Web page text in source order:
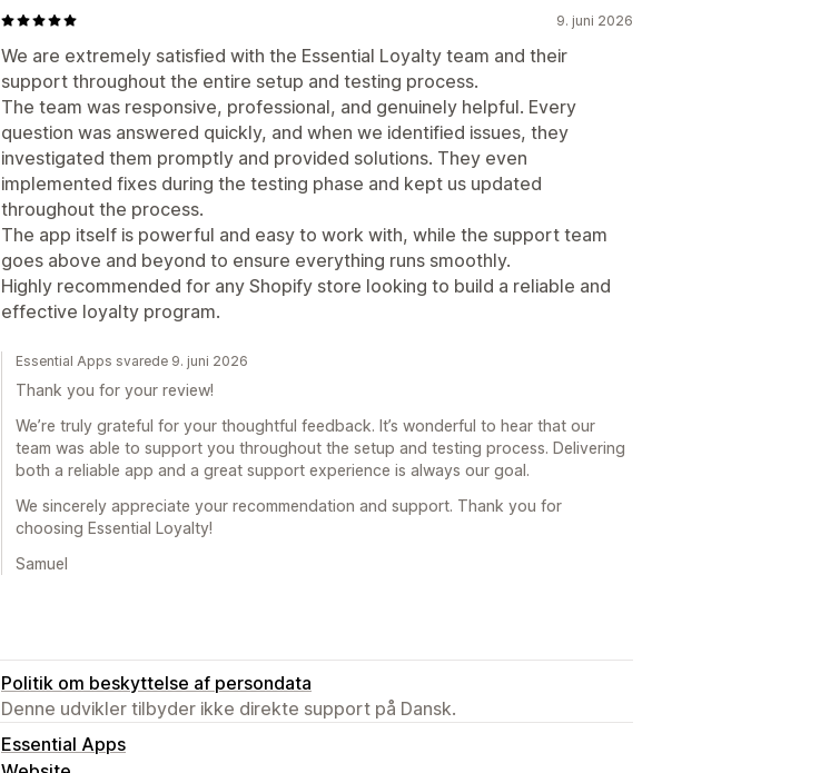
9. juni 2026
We are extremely satisfied with the Essential Loyalty team and their
support throughout the entire setup and testing process.
The team was responsive, professional, and genuinely helpful. Every
question was answered quickly, and when we identified issues, they
investigated them promptly and provided solutions. They even
implemented fixes during the testing phase and kept us updated
throughout the process.
The app itself is powerful and easy to work with, while the support team
goes above and beyond to ensure everything runs smoothly.
Highly recommended for any Shopify store looking to build a reliable and
effective loyalty program.
Essential Apps svarede 9. juni 2026
Thank you for your review!
We’re truly grateful for your thoughtful feedback. It’s wonderful to hear that our
team was able to support you throughout the setup and testing process. Delivering
both a reliable app and a great support experience is always our goal.
We sincerely appreciate your recommendation and support. Thank you for
choosing Essential Loyalty!
Samuel
Politik om beskyttelse af persondata
Denne udvikler tilbyder ikke direkte support på Dansk.
Essential Apps